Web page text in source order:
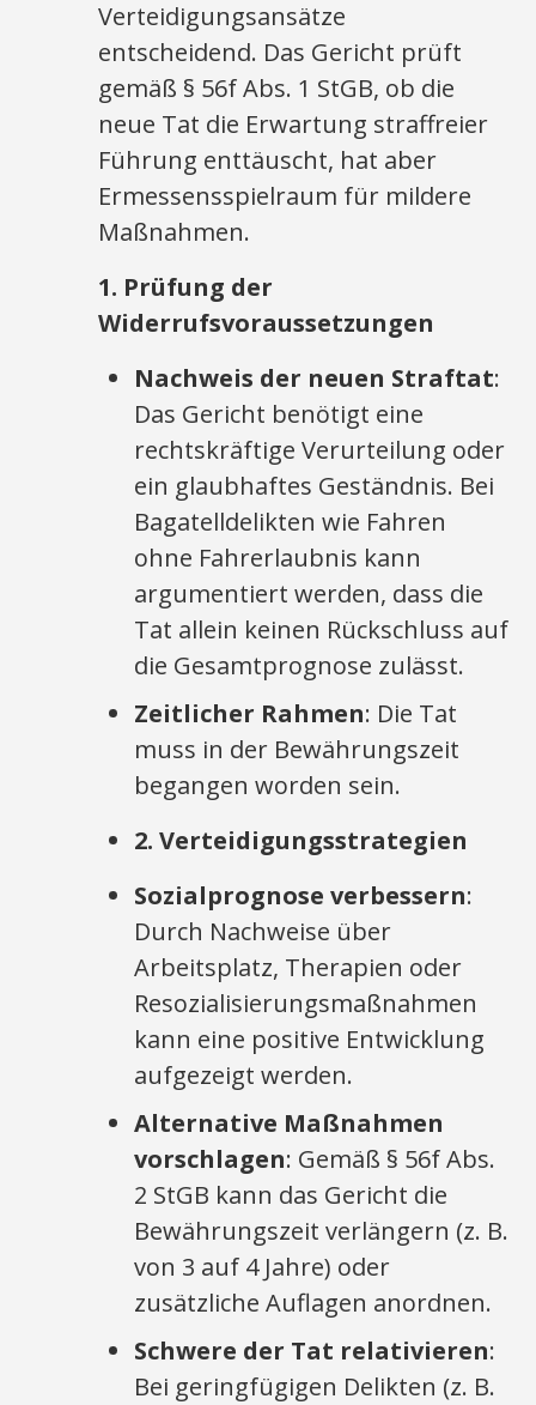
Verteidigungsansätze
entscheidend. Das Gericht prüft
gemäß § 56f Abs. 1 StGB, ob die
neue Tat die Erwartung straffreier
Führung enttäuscht, hat aber
Ermessensspielraum für mildere
Maßnahmen.
1. Prüfung der
Widerrufsvoraussetzungen
Nachweis der neuen Straftat:
Das Gericht benötigt eine
rechtskräftige Verurteilung oder
ein glaubhaftes Geständnis. Bei
Bagatelldelikten wie Fahren
ohne Fahrerlaubnis kann
argumentiert werden, dass die
Tat allein keinen Rückschluss auf
die Gesamtprognose zulässt.
Zeitlicher Rahmen: Die Tat
muss in der Bewährungszeit
begangen worden sein.
2. Verteidigungsstrategien
Sozialprognose verbessern:
Durch Nachweise über
Arbeitsplatz, Therapien oder
Resozialisierungsmaßnahmen
kann eine positive Entwicklung
aufgezeigt werden.
Alternative Maßnahmen
vorschlagen: Gemäß § 56f Abs.
2 StGB kann das Gericht die
Bewährungszeit verlängern (z. B.
von 3 auf 4 Jahre) oder
zusätzliche Auflagen anordnen.
Schwere der Tat relativieren:
Bei geringfügigen Delikten (z. B.